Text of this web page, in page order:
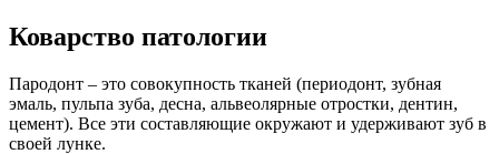
Коварство патологии
Пародонт – это совокупность тканей (периодонт, зубная
эмаль, пульпа зуба, десна, альвеолярные отростки, дентин,
цемент). Все эти составляющие окружают и удерживают зуб в
своей лунке.